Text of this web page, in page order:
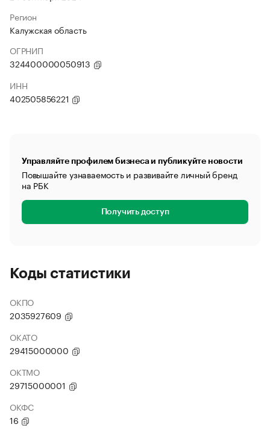
Регион
Калужская область
ОГРНИП
324400000050913
ИНН
402505856221
Управляйте профилем бизнеса и публикуйте новости
Повышайте узнаваемость и развивайте личный бренд
на РБК
Получить доступ
Коды статистики
ОКПО
2035927609
ОКАТО
29415000000
ОКТМО
29715000001
ОКФС
16